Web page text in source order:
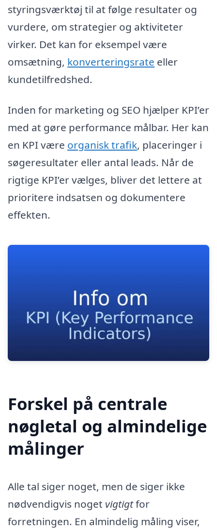
styringsværktøj til at følge resultater og
vurdere, om strategier og aktiviteter
virker. Det kan for eksempel være
omsætning, konverteringsrate eller
kundetilfredshed.
Inden for marketing og SEO hjælper KPI’er
med at gøre performance målbar. Her kan
en KPI være organisk trafik, placeringer i
søgeresultater eller antal leads. Når de
rigtige KPI’er vælges, bliver det lettere at
prioritere indsatsen og dokumentere
effekten.
Forskel på centrale
nøgletal og almindelige
målinger
Alle tal siger noget, men de siger ikke
nødvendigvis noget vigtigtfor
forretningen. En almindelig måling viser,